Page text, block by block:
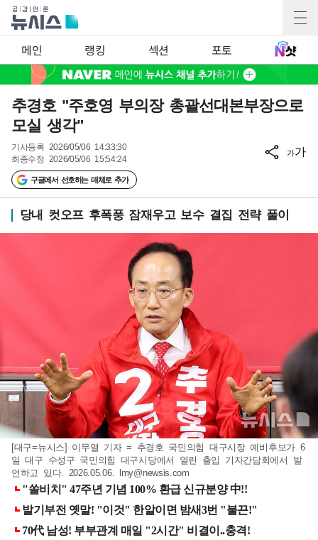
메인 랭킹 섹션 포토
추경호 "주호영 부의장 총괄선대본부장으로
모실 생각"
기사등록 2026/05/06 14:33:30
최종수정 2026/05/06 15:54:24
구글에서 선호하는 매체로 추가
가가
당내 컷오프 후폭풍 잠재우고 보수 결집 전략 풀이
[대구=뉴시스] 이무열 기자 = 추경호 국민의힘 대구시장 예비후보가 6
일 대구 수성구 국민의힘 대구시당에서 열린 출입 기자간담회에서 발
언하고 있다. 2026.05.06. lmy@newsis.com